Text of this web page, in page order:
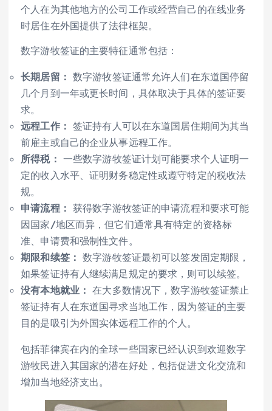
个人在为其他地方的公司工作或经营自己的在线业务
时居住在外国提供了法律框架。
数字游牧签证的主要特征通常包括：
长期居留： 数字游牧签证通常允许人们在东道国停留
几个月到一年或更长时间，具体取决于具体的签证要
求。
远程工作： 签证持有人可以在东道国居住期间为其当
前雇主或自己的企业从事远程工作。
所得税： 一些数字游牧签证计划可能要求个人证明一
定的收入水平、证明财务稳定性或遵守特定的税收法
规。
申请流程： 获得数字游牧签证的申请流程和要求可能
因国家/地区而异，但它们通常具有特定的资格标
准、申请费和强制性文件。
期限和续签： 数字游牧签证最初可以签发固定期限，
如果签证持有人继续满足规定的要求，则可以续签。
没有本地就业： 在大多数情况下，数字游牧签证禁止
签证持有人在东道国寻求当地工作，因为签证的主要
目的是吸引为外国实体远程工作的个人。
包括菲律宾在内的全球一些国家已经认识到欢迎数字
游牧民进入其国家的潜在好处，包括促进文化交流和
增加当地经济支出。